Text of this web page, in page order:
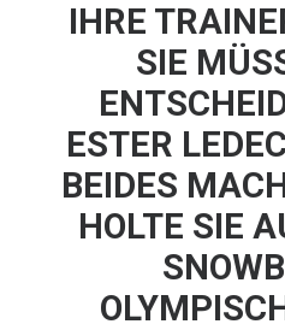
IHRE
SIE
ESTER
BEIDES
HOLTE SIE